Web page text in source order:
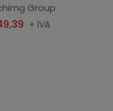
Group
+ IVA